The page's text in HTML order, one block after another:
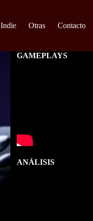
Indie Otras Contacto
GAMEPLAYS
ANÁLISIS